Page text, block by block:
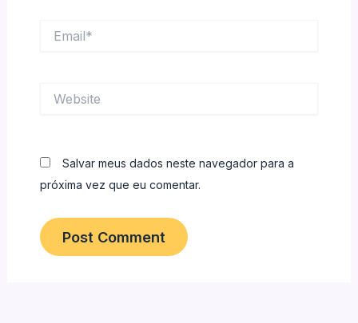
Salvar meus dados neste navegador para a
próxima vez que eu comentar.